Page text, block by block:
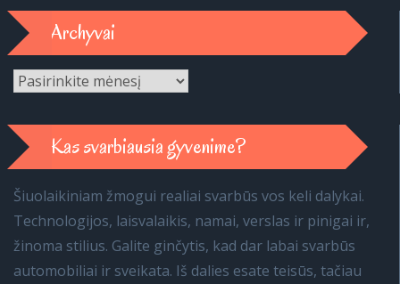
Archyvai
Archyvai
Kas svarbiausia gyvenime?
Šiuolaikiniam žmogui realiai svarbūs vos keli dalykai.
Technologijos, laisvalaikis, namai, verslas ir pinigai ir,
žinoma stilius. Galite ginčytis, kad dar labai svarbūs
automobiliai ir sveikata. Iš dalies esate teisūs, tačiau